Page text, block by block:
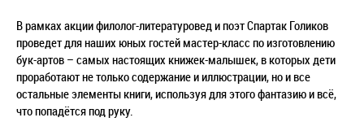
В рамках акции филолог-литературовед и поэт Спартак Голиков
проведет для наших юных гостей мастер-класс по изготовлению
бук-артов – самых настоящих книжек-малышек, в которых дети
проработают не только содержание и иллюстрации, но и все
остальные элементы книги, используя для этого фантазию и всё,
что попадётся под руку.